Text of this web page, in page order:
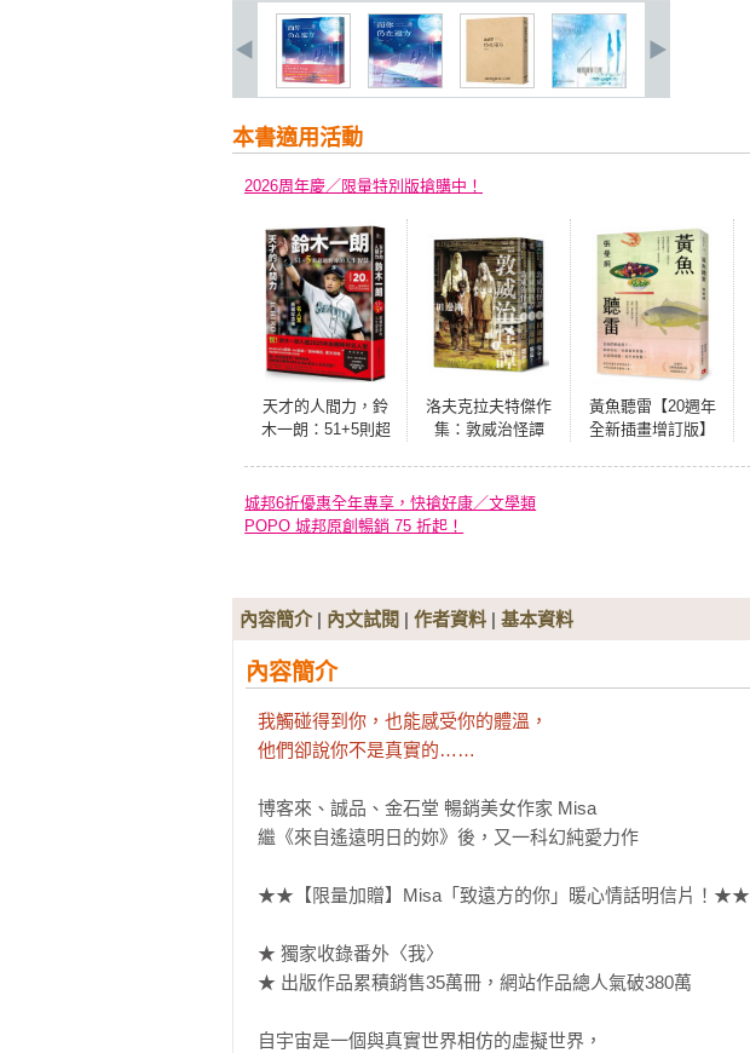
本書適用活動
2026周年慶／限量特別版搶購中！
天才的人間力，鈴
木一朗：51+5則超
版，附贈「朗神傳
奇」書衣海報】
洛夫克拉夫特傑作
集：敦威治怪譚
黃魚聽雷【20週年
全新插畫增訂版】
城邦6折優惠全年專享，快搶好康／文學類
POPO 城邦原創暢銷 75 折起！
內容簡介| 內文試閱 | 作者資料 | 基本資料
內容簡介
我觸碰得到你，也能感受你的體溫，
他們卻說你不是真實的……
博客來、誠品、金石堂 暢銷美女作家 Misa
繼《來自遙遠明日的妳》後，又一科幻純愛力作
★★【限量加贈】Misa「致遠方的你」暖心情話明信片！★★
★ 獨家收錄番外〈我〉
★ 出版作品累積銷售35萬冊，網站作品總人氣破380萬
自宇宙是一個與真實世界相仿的虛擬世界，